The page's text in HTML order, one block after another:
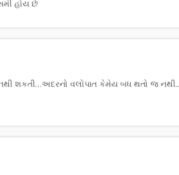
હોય છે
શકતી…અદરનો વલોપાત કેમેય બધ થતો જ નથી..